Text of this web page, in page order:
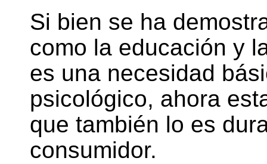
Si bien se ha
como la educación y
es una necesidad
psicológico, ahora
que también lo es
consumidor.